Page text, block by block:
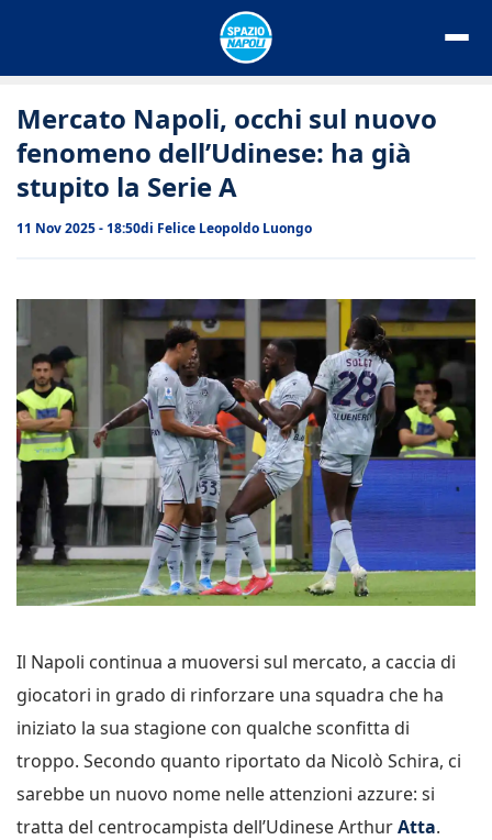
Mercato Napoli, occhi sul nuovo
fenomeno dell’Udinese: ha già
stupito la Serie A
11 Nov 2025 - 18:50di Felice Leopoldo Luongo
Il Napoli continua a muoversi sul mercato, a caccia di
giocatori in grado di rinforzare una squadra che ha
iniziato la sua stagione con qualche sconfitta di
troppo. Secondo quanto riportato da Nicolò Schira, ci
sarebbe un nuovo nome nelle attenzioni azzure: si
tratta del centrocampista dell’Udinese ArthurAtta.